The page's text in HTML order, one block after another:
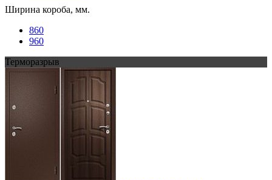
Ширина короба, мм.
860
960
Терморазрыв